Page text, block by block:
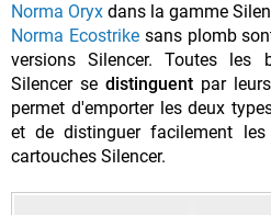
Norma Oryx dans la gamme
Norma Ecostrikesans plomb
versions Silencer. Toutes les
Silencer se distinguentpar
permet d'emporter les deux
et de distinguer facilement
cartouches Silencer.